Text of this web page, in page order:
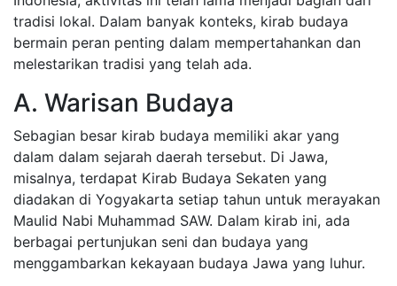
tradisi lokal. Dalam banyak konteks, kirab budaya
bermain peran penting dalam mempertahankan dan
melestarikan tradisi yang telah ada.
A. Warisan Budaya
Sebagian besar kirab budaya memiliki akar yang
dalam dalam sejarah daerah tersebut. Di Jawa,
misalnya, terdapat Kirab Budaya Sekaten yang
diadakan di Yogyakarta setiap tahun untuk merayakan
Maulid Nabi Muhammad SAW. Dalam kirab ini, ada
berbagai pertunjukan seni dan budaya yang
menggambarkan kekayaan budaya Jawa yang luhur.